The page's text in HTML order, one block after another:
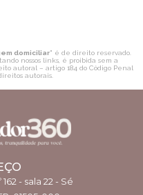
domiciliar" é de direito reservado.
nossos links, é proibida sem a
autoral – artigo 184 do Código Penal
autorais
- sala 22 - Sé